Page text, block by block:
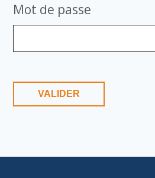
Mot de passe